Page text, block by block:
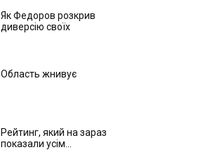
Як Федоров розкрив
диверсію своїх
Область жнивує
Рейтинг, який на зараз
показали усім...